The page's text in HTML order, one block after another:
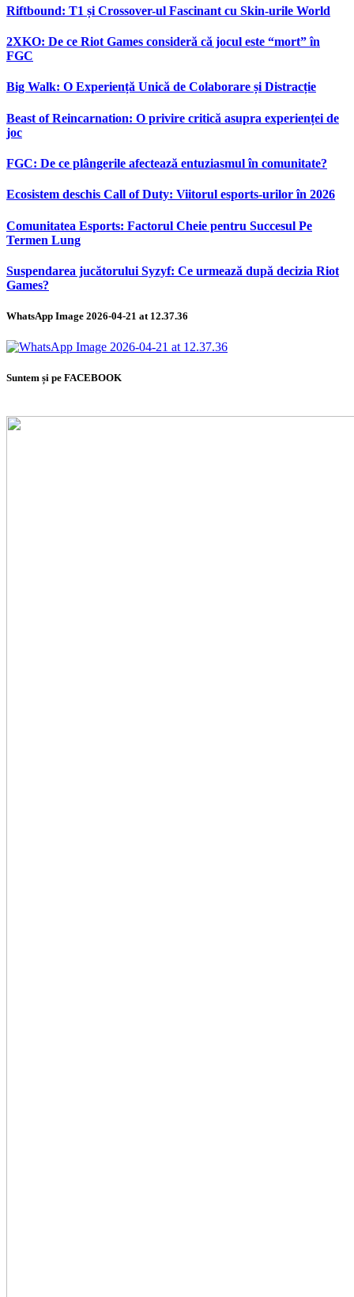
Riftbound: T1 și Crossover-ul Fascinant cu Skin-urile World
2XKO: De ce Riot Games consideră că jocul este “mort” în
FGC
Big Walk: O Experiență Unică de Colaborare și Distracție
Beast of Reincarnation: O privire critică asupra experienței de
joc
FGC: De ce plângerile afectează entuziasmul în comunitate?
Ecosistem deschis Call of Duty: Viitorul esports-urilor în 2026
Comunitatea Esports: Factorul Cheie pentru Succesul Pe
Termen Lung
Suspendarea jucătorului Syzyf: Ce urmează după decizia Riot
Games?
WhatsApp Image 2026-04-21 at 12.37.36
Suntem și pe FACEBOOK